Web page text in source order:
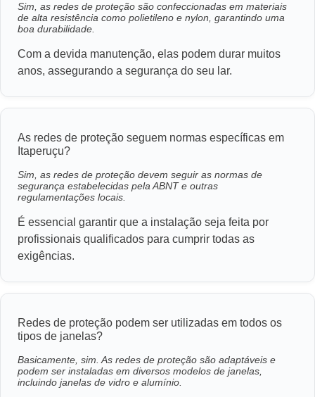
Sim, as redes de proteção são confeccionadas em materiais
de alta resistência como polietileno e nylon, garantindo uma
boa durabilidade.
Com a devida manutenção, elas podem durar muitos
anos, assegurando a segurança do seu lar.
As redes de proteção seguem normas específicas em
Itaperuçu?
Sim, as redes de proteção devem seguir as normas de
segurança estabelecidas pela ABNT e outras
regulamentações locais.
É essencial garantir que a instalação seja feita por
profissionais qualificados para cumprir todas as
exigências.
Redes de proteção podem ser utilizadas em todos os
tipos de janelas?
Basicamente, sim. As redes de proteção são adaptáveis e
podem ser instaladas em diversos modelos de janelas,
incluindo janelas de vidro e alumínio.